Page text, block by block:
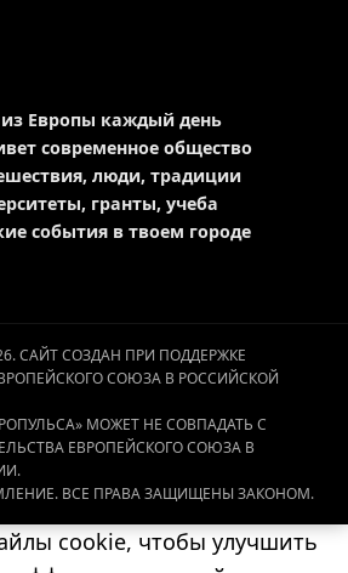
Европы каждый день
современное общество
люди, традиции
гранты, учеба
события в твоем городе
САЙТ СОЗДАН ПРИ ПОДДЕРЖКЕ
СОЮЗА В РОССИЙСКОЙ
МОЖЕТ НЕ СОВПАДАТЬ С
ЕВРОПЕЙСКОГО СОЮЗА В
ВСЕ ПРАВА ЗАЩИЩЕНЫ ЗАКОНОМ.
cookie, чтобы улучшить